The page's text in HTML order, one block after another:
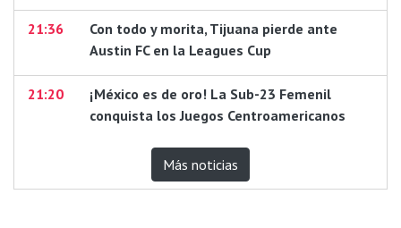
21:36
Con todo y morita, Tijuana pierde ante
Austin FC en la Leagues Cup
21:20
¡México es de oro! La Sub-23 Femenil
conquista los Juegos Centroamericanos
Más noticias